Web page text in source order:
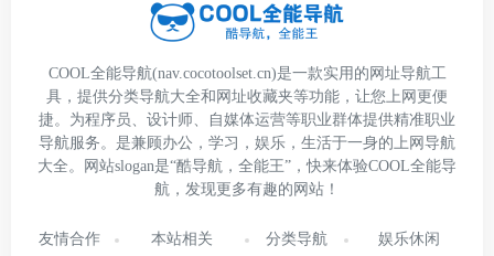
COOL全能导航(nav.cocotoolset.cn)是一款实用的网址导航工
具，提供分类导航大全和网址收藏夹等功能，让您上网更便
捷。为程序员、设计师、自媒体运营等职业群体提供精准职业
导航服务。是兼顾办公，学习，娱乐，生活于一身的上网导航
大全。网站slogan是“酷导航，全能王”，快来体验COOL全能导
航，发现更多有趣的网站！
友情合作 本站相关 分类导航 娱乐休闲